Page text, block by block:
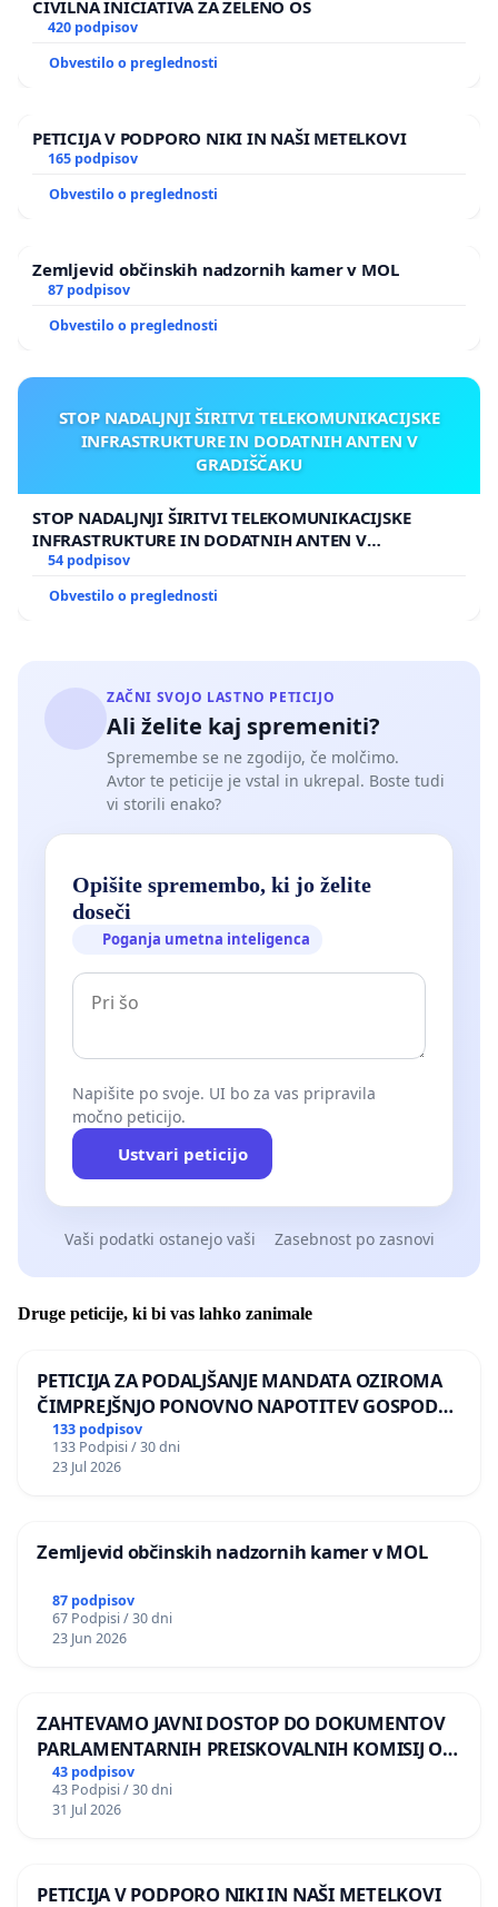
CIVILNA INICIATIVA ZA ZELENO OS
420 podpisov
Obvestilo o preglednosti
PETICIJA V PODPORO NIKI IN NAŠI METELKOVI
165 podpisov
Obvestilo o preglednosti
Zemljevid občinskih nadzornih kamer v MOL
87 podpisov
Obvestilo o preglednosti
STOP NADALJNJI ŠIRITVI TELEKOMUNIKACIJSKE
INFRASTRUKTURE IN DODATNIH ANTEN V
GRADIŠČAKU
STOP NADALJNJI ŠIRITVI TELEKOMUNIKACIJSKE
INFRASTRUKTURE IN DODATNIH ANTEN V
GRADIŠČAKU
54 podpisov
Obvestilo o preglednosti
ZAČNI SVOJO LASTNO PETICIJO
Ali želite kaj spremeniti?
Spremembe se ne zgodijo, če molčimo.
Avtor te peticije je vstal in ukrepal. Boste tudi
vi storili enako?
Opišite spremembo, ki jo želite
doseči
Poganja umetna inteligenca
Napišite po svoje. UI bo za vas pripravila
močno peticijo.
Ustvari peticijo
Vaši podatki ostanejo vaši Zasebnost po zasnovi
Druge peticije, ki bi vas lahko zanimale
PETICIJA ZA PODALJŠANJE MANDATA OZIROMA
ČIMPREJŠNJO PONOVNO NAPOTITEV GOSPODA
BERNARDA ŠRAJNERJA NA VELEPOSLANIŠTVO
REPUBLIKE SLOVENIJE V MOSKVI
133 podpisov
133 Podpisi / 30 dni
23 Jul 2026
Zemljevid občinskih nadzornih kamer v MOL
87 podpisov
67 Podpisi / 30 dni
23 Jun 2026
ZAHTEVAMO JAVNI DOSTOP DO DOKUMENTOV
PARLAMENTARNIH PREISKOVALNIH KOMISIJ O
ILEGALNI TRGOVINI Z OROŽJEM
43 podpisov
43 Podpisi / 30 dni
31 Jul 2026
PETICIJA V PODPORO NIKI IN NAŠI METELKOVI